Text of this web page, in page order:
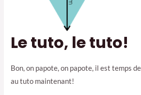
Le tuto, le tuto!
Bon, on papote, on papote, il est temps
au tuto maintenant!